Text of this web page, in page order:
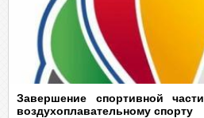
Завершение спортивной
воздухоплавательному спорту